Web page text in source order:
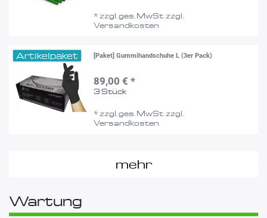
*zzgl. ges. MwSt.zzgl.
Versandkosten
Artikelpaket [Paket] Gummihandschuhe L (3er Pack)
89,00 € *
3 Stück
* zzgl. ges. MwSt. zzgl.
Versandkosten
mehr
Wartung